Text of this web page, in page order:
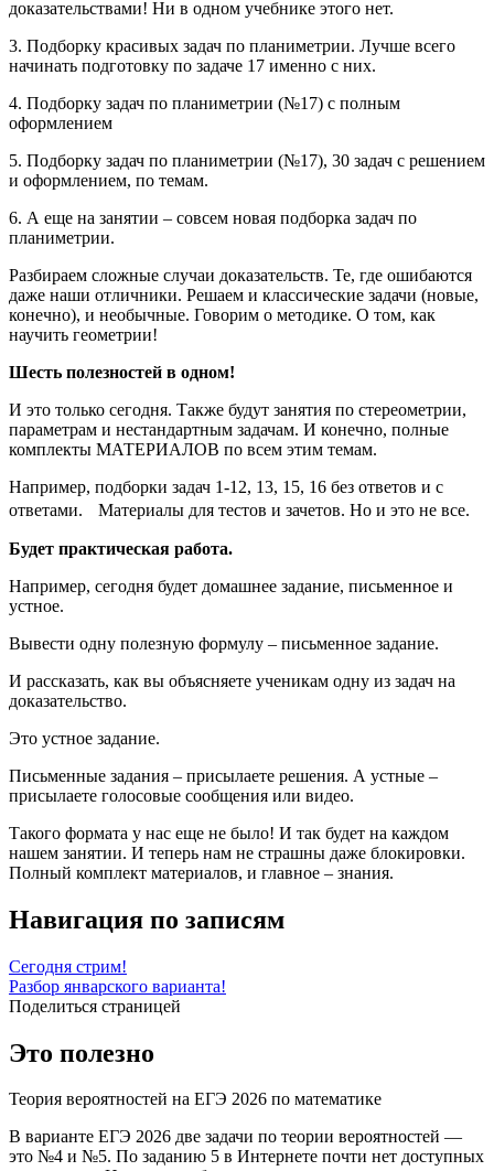
доказательствами! Ни в одном учебнике этого нет.
3. Подборку красивых задач по планиметрии. Лучше всего
начинать подготовку по задаче 17 именно с них.
4. Подборку задач по планиметрии (№17) с полным
оформлением
5. Подборку задач по планиметрии (№17), 30 задач с решением
и оформлением, по темам.
6. А еще на занятии – совсем новая подборка задач по
планиметрии.
Разбираем сложные случаи доказательств. Те, где ошибаются
даже наши отличники. Решаем и классические задачи (новые,
конечно), и необычные. Говорим о методике. О том, как
научить геометрии!
Шесть полезностей в одном!
И это только сегодня. Также будут занятия по стереометрии,
параметрам и нестандартным задачам. И конечно, полные
комплекты МАТЕРИАЛОВ по всем этим темам.
Например, подборки задач 1-12, 13, 15, 16 без ответов и с
ответами. Материалы для тестов и зачетов. Но и это не все.
Будет практическая работа.
Например, сегодня будет домашнее задание, письменное и
устное.
Вывести одну полезную формулу – письменное задание.
И рассказать, как вы объясняете ученикам одну из задач на
доказательство.
Это устное задание.
Письменные задания – присылаете решения. А устные –
присылаете голосовые сообщения или видео.
Такого формата у нас еще не было! И так будет на каждом
нашем занятии. И теперь нам не страшны даже блокировки.
Полный комплект материалов, и главное – знания.
Навигация по записям
Сегодня стрим!
Разбор январского варианта!
Поделиться страницей
Это полезно
Теория вероятностей на ЕГЭ 2026 по математике
В варианте ЕГЭ 2026 две задачи по теории вероятностей —
это №4 и №5. По заданию 5 в Интернете почти нет доступных